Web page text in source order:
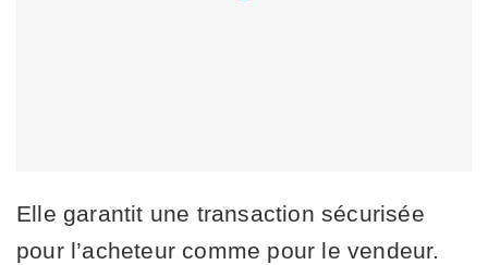
Elle garantit une transaction sécurisée
pour l’acheteur comme pour le vendeur.